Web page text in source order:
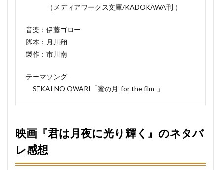
（メディアワークス文庫/KADOKAWA刊 ）
音楽：伊藤ゴロー
脚本：月川翔
製作：市川南
テーマソング
SEKAI NO OWARI「蜜の月-for the film-」
映画『君は月夜に光り輝く』のネタバ
レ感想